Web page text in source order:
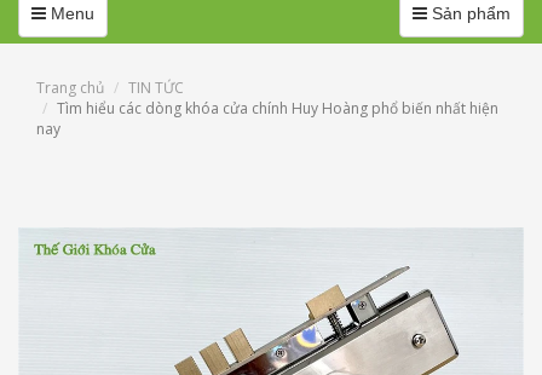
MenuMenu MenuSản phẩm
Trang chủ
TIN TỨC
Tìm hiểu các dòng khóa cửa chính Huy Hoàng phổ biến nhất hiện
nay